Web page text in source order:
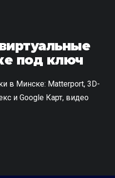
под ключ
в Минске: Matterport, 3D-
и Google Карт, видео